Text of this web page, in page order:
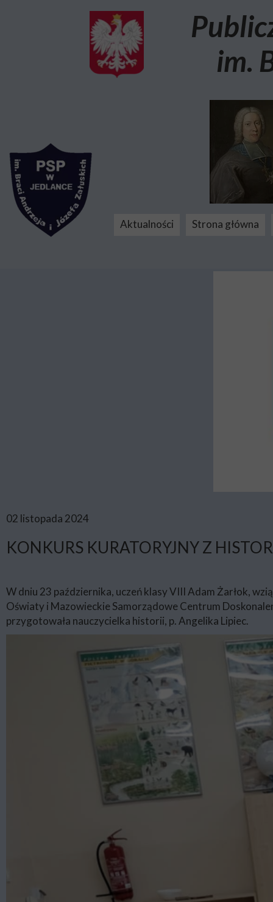
02 listopada 2024
KONKURS KURATORYJNY Z
W dniu 23 października, uczeń klasy VIII Adam Żarłok,
Oświaty i Mazowieckie Samorządowe Centrum
przygotowała nauczycielka historii, p. Angelika Lipiec.
Aktualności Strona główna
im.